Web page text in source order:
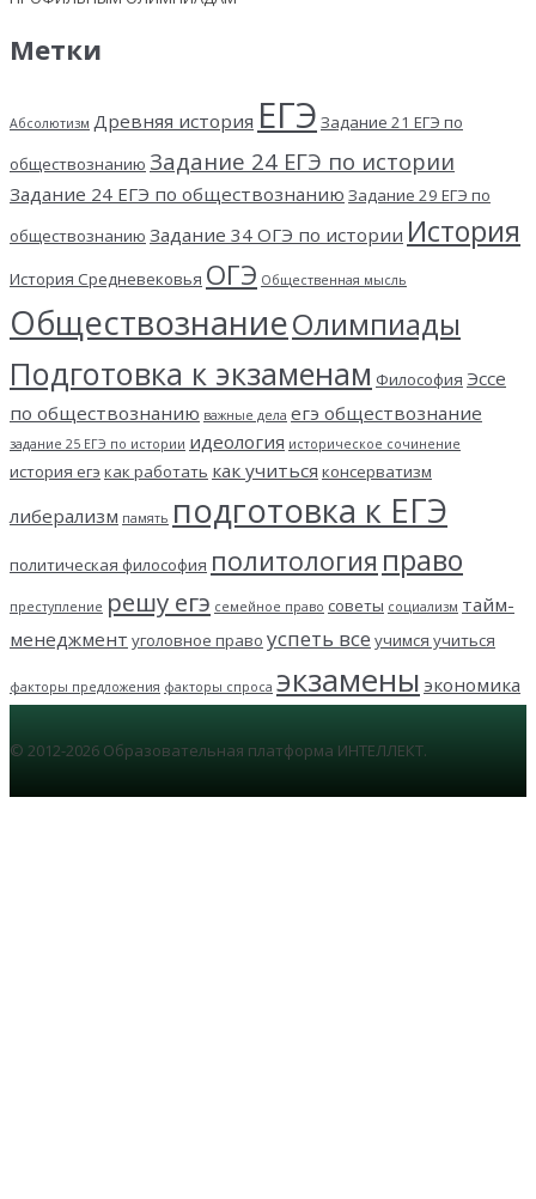
Метки
Абсолютизм Древняя история ЕГЭ Задание 21 ЕГЭ по
обществознанию Задание 24 ЕГЭ по истории
Задание 24 ЕГЭ по обществознанию Задание 29 ЕГЭ по
обществознанию Задание 34 ОГЭ по истории История
История Средневековья ОГЭ Общественная мысль
ОбществознаниеОлимпиады
Подготовка к экзаменам Философия Эссе
по обществознанию важные дела егэ обществознание
задание 25 ЕГЭ по истории идеология историческое сочинение
история егэ как работать как учиться консерватизм
либерализм память подготовка к ЕГЭ
политическая философия политология право
преступление решу егэ семейное право советы социализм тайм-
менеджмент уголовное право успеть все учимся учиться
факторы предложения факторы спроса экзамены экономика
© 2012-2026 Образовательная платформа ИНТЕЛЛЕКТ.